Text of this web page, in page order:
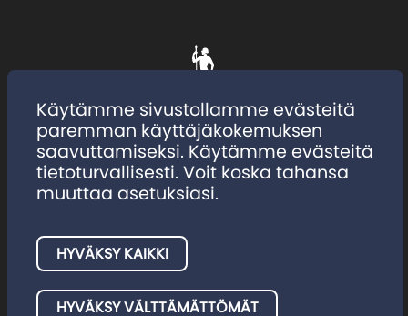
Tietosuojaseloste Evästeet
Käytämme sivustollamme evästeitä
paremman käyttäjäkokemuksen
saavuttamiseksi. Käytämme evästeitä
tietoturvallisesti. Voit koska tahansa
muuttaa asetuksiasi.
HYVÄKSY VÄLTTÄMÄTTÖMÄT
HYVÄKSY KAIKKI